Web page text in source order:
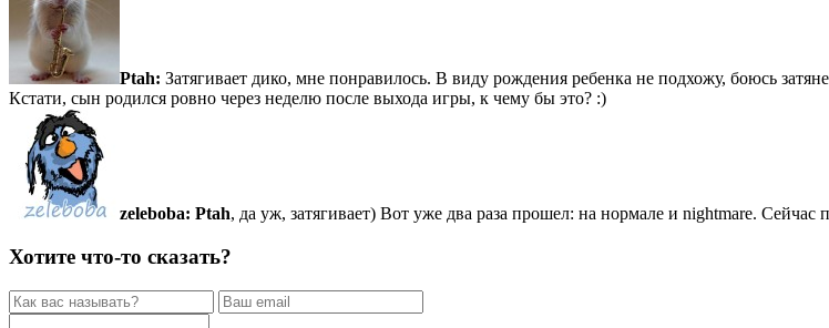
Ptah: Затягивает дико, мне понравилось. В виду рождения ребенка не подхожу, боюсь
Кстати, сын родился ровно через неделю после выхода игры, к чему бы это? :)
zeleboba: Ptah, да уж, затягивает) Вот уже два раза прошел: на нормале и nightmare.
Хотите что-то сказать?